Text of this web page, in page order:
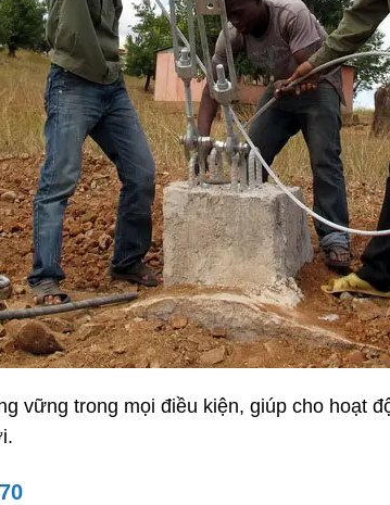
vững trong mọi điều kiện, giúp cho hoạt